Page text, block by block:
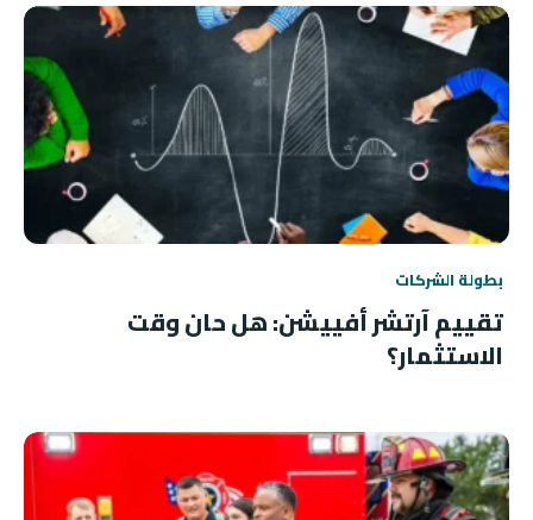
بطولة الشركات
تقييم آرتشر أفييشن: هل حان وقت
الاستثمار؟